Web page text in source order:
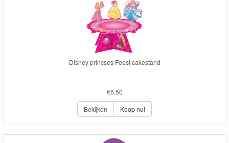
Disney princses Feest cakestand
€6.50
Bekijken
Koop nu!